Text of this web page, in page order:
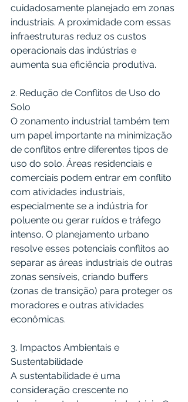
cuidadosamente planejado em zonas
industriais. A proximidade com essas
infraestruturas reduz os custos
operacionais das indústrias e
aumenta sua eficiência produtiva.
2. Redução de Conflitos de Uso do
Solo
O zonamento industrial também tem
um papel importante na minimização
de conflitos entre diferentes tipos de
uso do solo. Áreas residenciais e
comerciais podem entrar em conflito
com atividades industriais,
especialmente se a indústria for
poluente ou gerar ruídos e tráfego
intenso. O planejamento urbano
resolve esses potenciais conflitos ao
separar as áreas industriais de outras
zonas sensíveis, criando buffers
(zonas de transição) para proteger os
moradores e outras atividades
econômicas.
3. Impactos Ambientais e
Sustentabilidade
A sustentabilidade é uma
consideração crescente no